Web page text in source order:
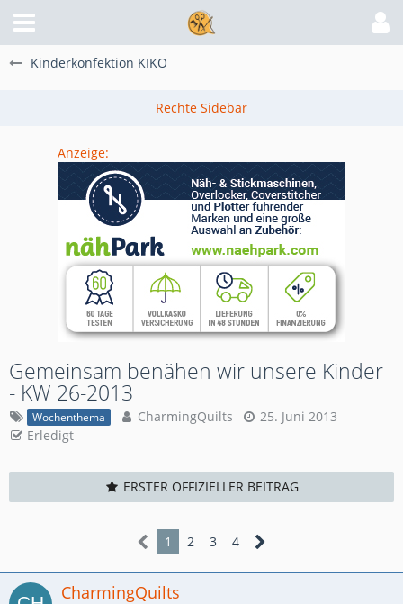
Kinderkonfektion KIKO
Anzeige:
Gemeinsam benähen wir unsere Kinder
- KW 26-2013
Wochenthema CharmingQuilts
25. Juni 2013
Erledigt
ERSTER OFFIZIELLER BEITRAG
1 2 3 4
CharmingQuilts